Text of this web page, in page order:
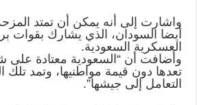
واشارت إلى أنه يمكن أن تمتد
أيضا السودان، الذي يشارك بقوات
العسكرية السعودية.
وأضافت أن “السعودية معتادة على
تعدها دون قيمة مواطنيها، وتمد
التعامل إلى جيشها”.